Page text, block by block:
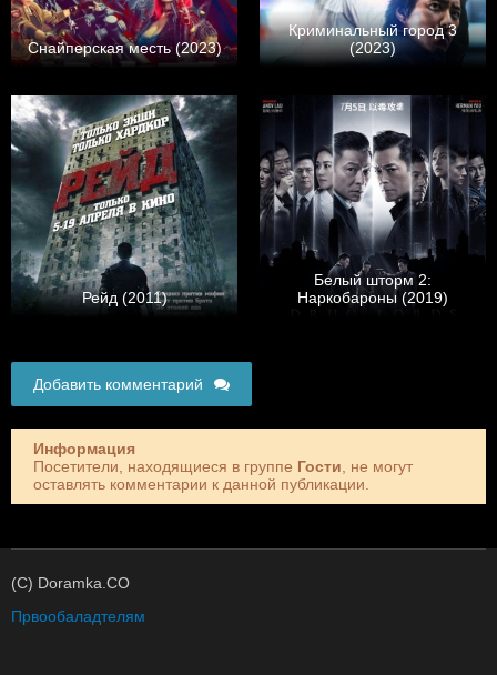
Снайперская месть (2023)
Криминальный город 3
(2023)
Рейд (2011)
Белый шторм 2:
Наркобароны (2019)
Добавить комментарий
Информация
Посетители, находящиеся в группе Гости , не могут
оставлять комментарии к данной публикации.
(C) Doramka.CO
Првообаладтелям